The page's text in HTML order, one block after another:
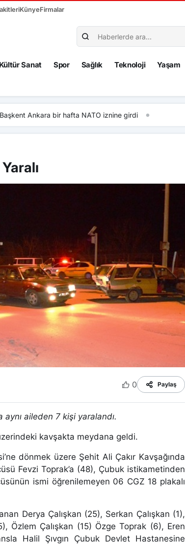
KünyeFirmalar
Kültür Sanat Spor Sağlık Teknoloji Yaşam
NATO iznine girdi
0 Paylaş
aileden 7 kişi yaralandı.
kavşakta meydana geldi.
dönmek üzere Şehit Ali Çakır Kavşağında
Fevzi Toprak’a (48), Çubuk istikametinden
ismi öğrenilemeyen 06 CGZ 18 plakalı
Derya Çalışkan (25), Serkan Çalışkan (1),
Özlem Çalışkan (15) Özge Toprak (6), Eren
Halil Şıvgın Çubuk Devlet Hastanesine